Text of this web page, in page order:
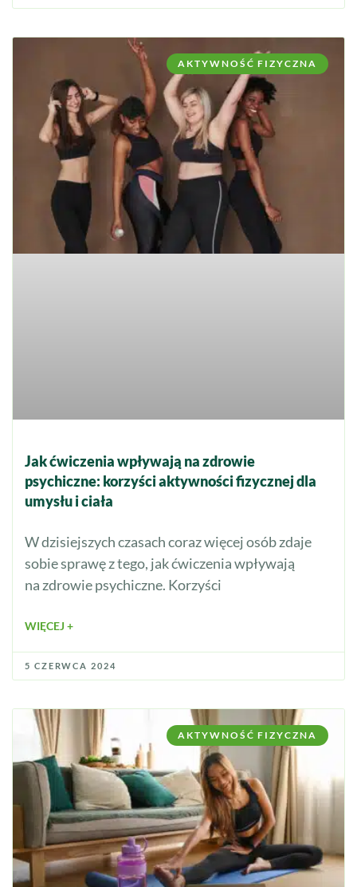
AKTYWNOŚĆ FIZYCZNA
Jak ćwiczenia wpływają na zdrowie
psychiczne: korzyści aktywności fizycznej dla
umysłu i ciała
W dzisiejszych czasach coraz więcej osób zdaje
sobie sprawę z tego, jak ćwiczenia wpływają
na zdrowie psychiczne. Korzyści
WIĘCEJ +
5 CZERWCA 2024
AKTYWNOŚĆ FIZYCZNA